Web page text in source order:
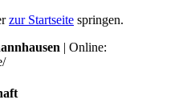
zur Startseite springen.
| Online: